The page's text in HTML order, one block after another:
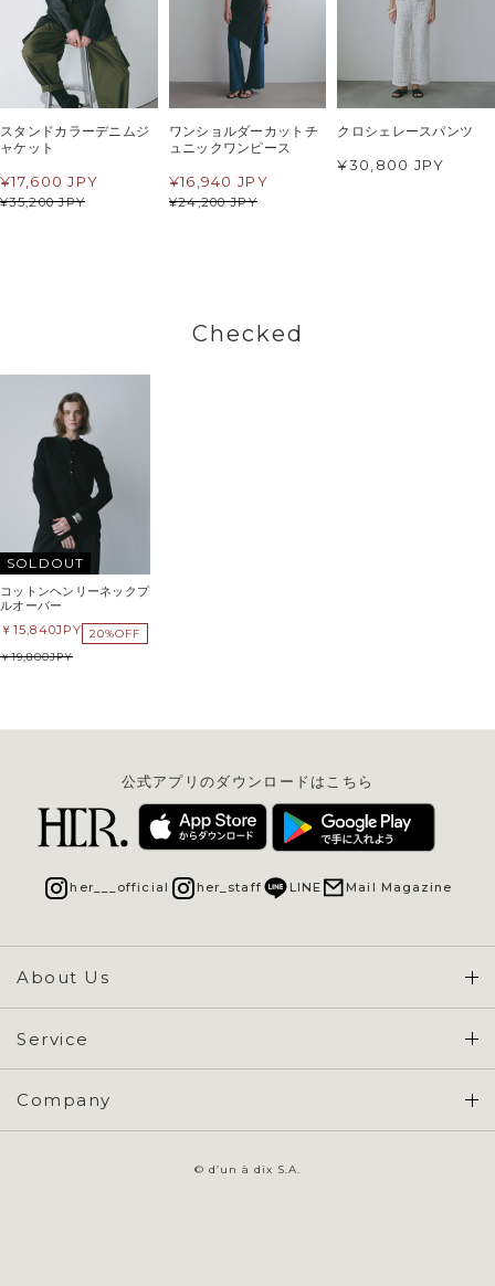
スタンドカラーデニムジ
ャケット
¥35,200 JPY
¥17,600 JPY
ワンショルダーカットチ
ュニックワンピース
¥24,200 JPY
¥16,940 JPY
クロシェレースパンツ
¥30,800 JPY
Checked
SOLDOUT
コットンヘンリーネックプ
ルオーバー
15,840JPY 20%OFF
19,800JPY
About Us
Concept & Overview
Service
会員登録 / ログイン
ご利用ガイド
Company
公式アプリのダウンロードはこちら
her___official her_staff LINE Mail Magazine
© d’un à dix S.A.